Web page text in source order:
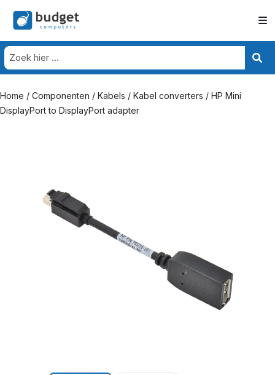
Home / Componenten / Kabels / Kabel converters / HP Mini
DisplayPort to DisplayPort adapter